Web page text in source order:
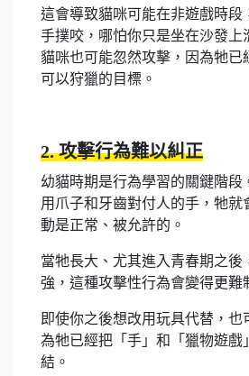
這會導致貓咪可能在非遊戲時段
手撲咬，哪怕你只是坐在沙發上
貓咪也可能忽然攻擊，因為牠已
可以狩獵的目標。
2. 攻擊行為難以糾正
幼貓時期是行為學習的關鍵階段
用爪子和牙齒對付人的手，牠就
動是正常、被允許的。
當牠長大、尤其進入青春期之後
強，這種攻擊性行為會變得更難
即使你之後想改用玩具代替，也
為牠已經把「手」和「獵物遊戲
結。